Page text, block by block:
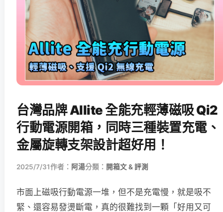
台灣品牌 Allite 全能充輕薄磁吸 Qi2
行動電源開箱，同時三種裝置充電、
金屬旋轉支架設計超好用！
2025/7/31作者： 阿湯分類： 開箱文 & 評測
市面上磁吸行動電源一堆，但不是充電慢，就是吸不
緊、還容易發燙斷電，真的很難找到一顆「好用又可